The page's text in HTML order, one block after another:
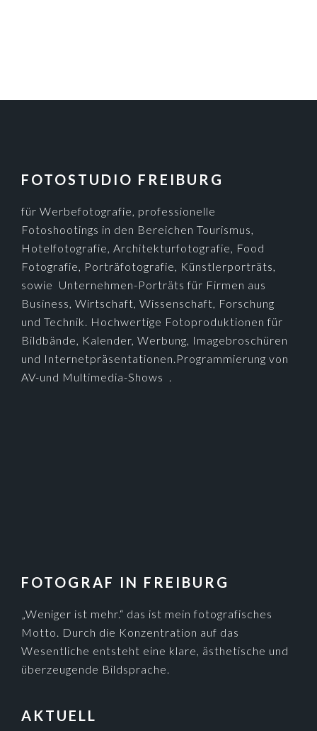
FOOTER
FOTOSTUDIO FREIBURG
für Werbefotografie, professionelle
Fotoshootings in den Bereichen Tourismus,
Hotelfotografie, Architekturfotografie, Food
Fotografie, Porträfotografie, Künstlerporträts,
sowie Unternehmen-Porträts für Firmen aus
Business, Wirtschaft, Wissenschaft, Forschung
und Technik. Hochwertige Fotoproduktionen für
Bildbände, Kalender, Werbung, Imagebroschüren
und Internetpräsentationen.Programmierung von
AV-und Multimedia-Shows .
FOTOGRAF IN FREIBURG
„Weniger ist mehr.“ das ist mein fotografisches
Motto. Durch die Konzentration auf das
Wesentliche entsteht eine klare, ästhetische und
überzeugende Bildsprache.
AKTUELL